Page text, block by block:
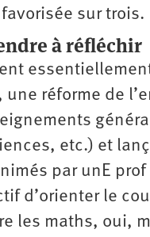
sur trois.
à réfléchir
une réforme de
etc.) et
par unE
d’orienter le
les maths, oui,